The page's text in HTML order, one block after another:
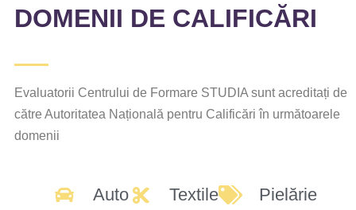
DOMENII DE CALIFICĂRI
Evaluatorii Centrului de Formare STUDIA sunt acreditați de
către Autoritatea Națională pentru Calificări în următoarele
domenii
Auto Textile
Pielărie